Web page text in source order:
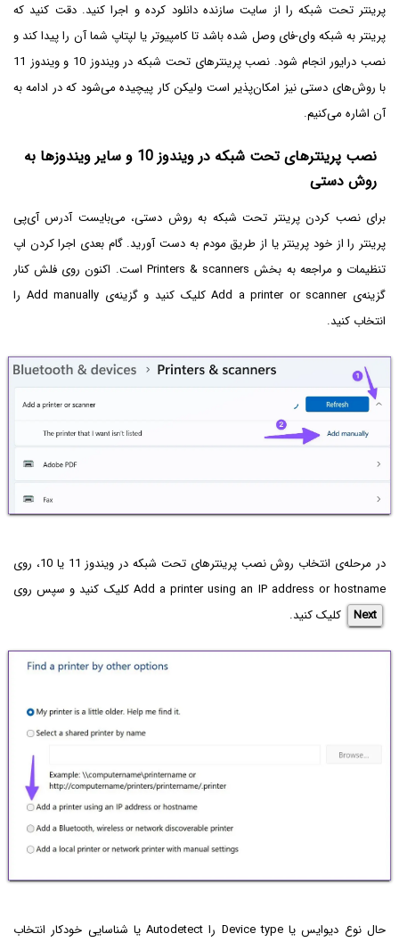
پرینتر تحت شبکه را از سایت سازنده دانلود کرده و اجرا کنید. دقت کنید که
پرینتر به شبکه وای-فای وصل شده باشد تا کامپیوتر یا لپتاپ شما آن را پیدا کند و
نصب درایور انجام شود. نصب پرینترهای تحت شبکه در ویندوز 10 و ویندوز 11
با روش‌‌های دستی نیز امکان‌پذیر است ولیکن کار پیچیده می‌شود که در ادامه به
آن اشاره می‌کنیم.
نصب پرینترهای تحت شبکه در ویندوز 10 و سایر ویندوزها به
روش دستی
برای نصب کردن پرینتر تحت شبکه به روش دستی، می‌بایست آدرس آی‌پی
پرینتر را از خود پرینتر یا از طریق مودم به دست آورید. گام بعدی اجرا کردن اپ
تنظیمات و مراجعه به بخش Printers & scanners است. اکنون روی فلش کنار
گزینه‌ی Add a printer or scanner کلیک کنید و گزینه‌ی Add manually را
انتخاب کنید.
در مرحله‌ی انتخاب روش نصب پرینترهای تحت شبکه در ویندوز 11 یا 10، روی
Add a printer using an IP address or hostname کلیک کنید و سپس روی
Next
کلیک کنید.
حال نوع دیوایس یا Device type را Autodetect یا شناسایی خودکار انتخاب